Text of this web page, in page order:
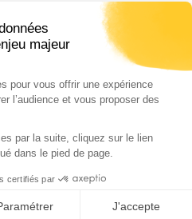
RISQUES PROFESSIONNELS
Cookies et confidentialité